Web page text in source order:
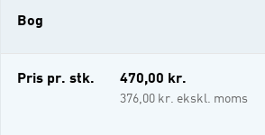
Bog
i-bog
Pris pr. stk. 470,00 kr.
376,00 kr. ekskl. moms